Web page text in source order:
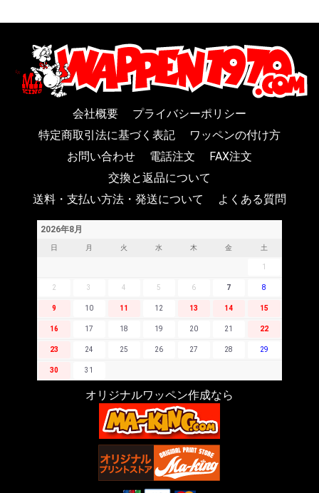
会社概要
プライバシーポリシー
特定商取引法に基づく表記
ワッペンの付け方
お問い合わせ
電話注文
FAX注文
交換と返品について
送料・支払い方法・発送について
よくある質問
2026年8月
日 月 火 水 木 金 土
1
2 3 4 5 6 7 8
9 10 11 12 13 14 15
16 17 18 19 20 21 22
23 24 25 26 27 28 29
30 31
オリジナルワッペン作成なら